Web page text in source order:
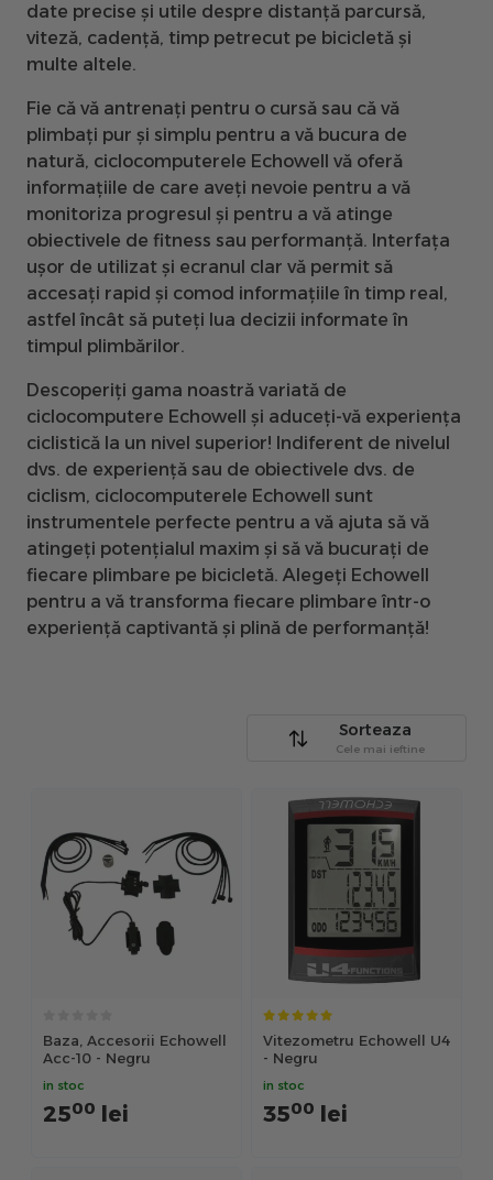
date precise și utile despre distanță parcursă,
viteză, cadență, timp petrecut pe bicicletă și
multe altele.
Fie că vă antrenați pentru o cursă sau că vă
plimbați pur și simplu pentru a vă bucura de
natură, ciclocomputerele Echowell vă oferă
informațiile de care aveți nevoie pentru a vă
monitoriza progresul și pentru a vă atinge
obiectivele de fitness sau performanță. Interfața
ușor de utilizat și ecranul clar vă permit să
accesați rapid și comod informațiile în timp real,
astfel încât să puteți lua decizii informate în
timpul plimbărilor.
Descoperiți gama noastră variată de
ciclocomputere Echowell și aduceți-vă experiența
ciclistică la un nivel superior! Indiferent de nivelul
dvs. de experiență sau de obiectivele dvs. de
ciclism, ciclocomputerele Echowell sunt
instrumentele perfecte pentru a vă ajuta să vă
atingeți potențialul maxim și să vă bucurați de
fiecare plimbare pe bicicletă. Alegeți Echowell
pentru a vă transforma fiecare plimbare într-o
experiență captivantă și plină de performanță!
Sorteaza
Cele mai ieftine
Baza, Accesorii Echowell
Acc-10 - Negru
in stoc
2500 lei
Vitezometru Echowell U4
- Negru
in stoc
3500 lei